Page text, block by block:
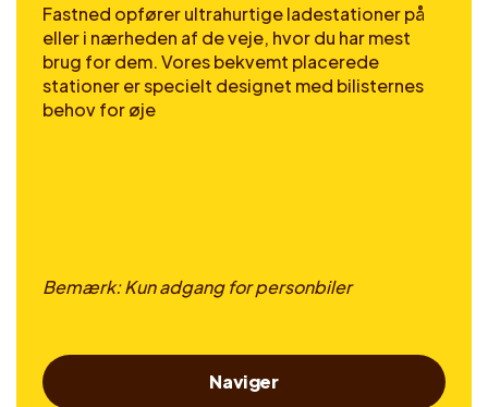
Fastned opfører ultrahurtige ladestationer på
eller i nærheden af de veje, hvor du har mest
brug for dem. Vores bekvemt placerede
stationer er specielt designet med bilisternes
behov for øje
Bemærk: Kun adgang for personbiler
Naviger